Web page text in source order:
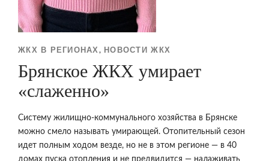
ЖКХ В РЕГИОНАХ, НОВОСТИ ЖКХ
Брянское ЖКХ умирает
«слаженно»
Систему жилищно-коммунального хозяйства в Брянске
можно смело называть умирающей. Отопительный сезон
идет полным ходом везде, но не в этом регионе — в 40
домах пуска отопления и не предвидится — налаживать